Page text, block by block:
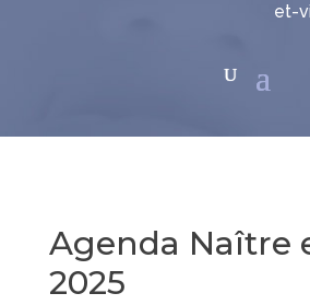
et-
Agenda Naître
2025